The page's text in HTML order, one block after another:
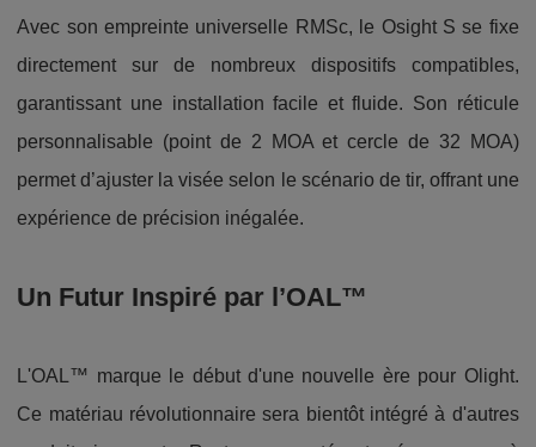
Avec son empreinte universelle RMSc, le Osight S se fixe
directement sur de nombreux dispositifs compatibles,
garantissant une installation facile et fluide. Son réticule
personnalisable (point de 2 MOA et cercle de 32 MOA)
permet d’ajuster la visée selon le scénario de tir, offrant une
expérience de précision inégalée.
Un Futur Inspiré par l’OAL™
L'OAL™ marque le début d'une nouvelle ère pour Olight.
Ce matériau révolutionnaire sera bientôt intégré à d'autres